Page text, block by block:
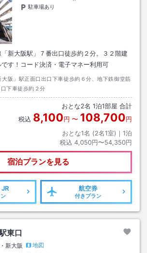
駐車場あり
新大阪駅」７番出口徒歩約２分。３２階建
す！コード決済・電子マネー利用可
大阪」駅正面口出口下車徒歩約６分、地下鉄御堂筋
下車徒歩約２分
おとな2名 1泊1部屋 合計
税込 8,100円 〜 108,700円
おとな1名 (2名1室)｜ 1泊
税込 4,050円〜54,350円
宿泊プランを見る
航空券
付きプラン
東口
新大阪
地図